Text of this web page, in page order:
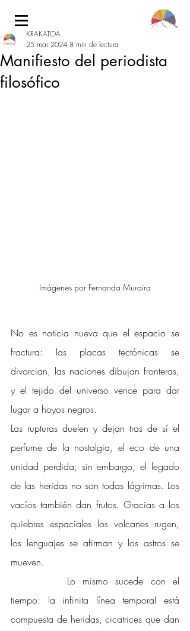
Manifiesto del periodista
filosófico
KRAKATOA
25 mar 2024 8 min de lectura
Imágenes por Fernanda Muraira
No es noticia nueva que el espacio se
fractura: las placas tectónicas se
divorcian, las naciones dibujan fronteras,
y el tejido del universo vence para dar
lugar a hoyos negros.
Las rupturas duelen y dejan tras de sí el
perfume de la nostalgia, el eco de una
unidad perdida; sin embargo, el legado
de las heridas no son todas lágrimas. Los
vacíos también dan frutos. Gracias a los
quiebres espaciales los volcanes rugen,
los lenguajes se afirman y los astros se
mueven.
Lo mismo sucede con el
tiempo: la infinita línea temporal está
compuesta de heridas, cicatrices que dan